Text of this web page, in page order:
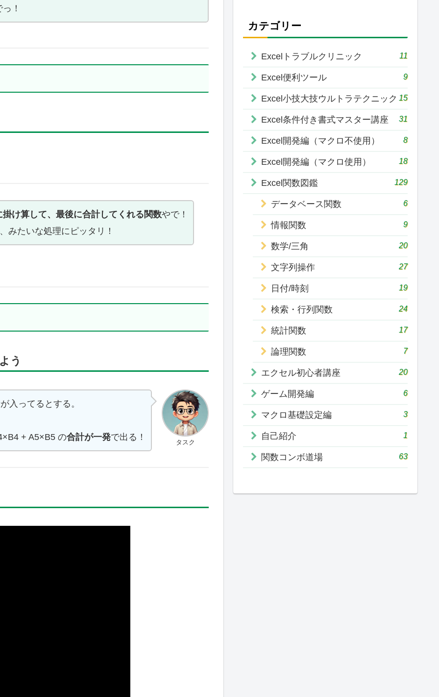
！
掛け算して、最後に合計してくれる関数やで！
みたいな処理にピッタリ！
う
タスク
入ってるとする。
+ A5×B5 の合計が一発で出る！
カテゴリー
Excelトラブルクリニック 11
Excel便利ツール 9
Excel小技大技ウルトラテクニック 15
Excel条件付き書式マスター講座 31
Excel開発編（マクロ不使用） 8
Excel開発編（マクロ使用） 18
Excel関数図鑑 129
データベース関数 6
情報関数 9
数学/三角 20
文字列操作 27
日付/時刻 19
検索・行列関数 24
統計関数 17
論理関数 7
エクセル初心者講座 20
ゲーム開発編 6
マクロ基礎設定編 3
自己紹介 1
関数コンボ道場 63